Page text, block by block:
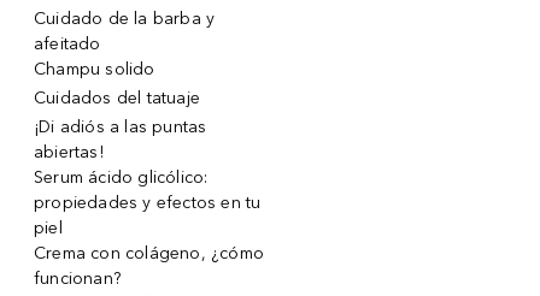
Cuidado de la barba y
afeitado
Champu solido
Cuidados del tatuaje
¡Di adiós a las puntas
abiertas!
Serum ácido glicólico:
propiedades y efectos en tu
piel
Crema con colágeno, ¿cómo
funcionan?